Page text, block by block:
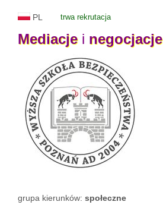
PL trwa rekrutacja
Mediacjei negocjacje
grupa kierunków: społeczne